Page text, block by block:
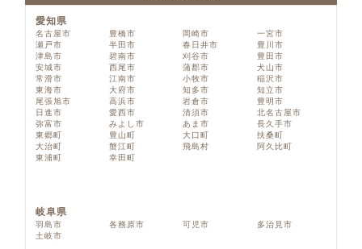
愛知県
名古屋市 豊橋市 岡崎市
一宮市
瀬戸市
半田市 春日井市
豊川市
津島市
碧南市 刈谷市
豊田市
安城市
西尾市 蒲郡市
犬山市
常滑市
江南市 小牧市
稲沢市
東海市
大府市 知多市
知立市
尾張旭市
高浜市 岩倉市
豊明市
日進市
愛西市 清須市
北名古屋市
弥富市
みよし市 あま市
長久手市
東郷町
豊山町 大口町
扶桑町
大治町
蟹江町 飛島村
阿久比町
東浦町
幸田町
岐阜県
羽島市 各務原市 可児市
多治見市
土岐市